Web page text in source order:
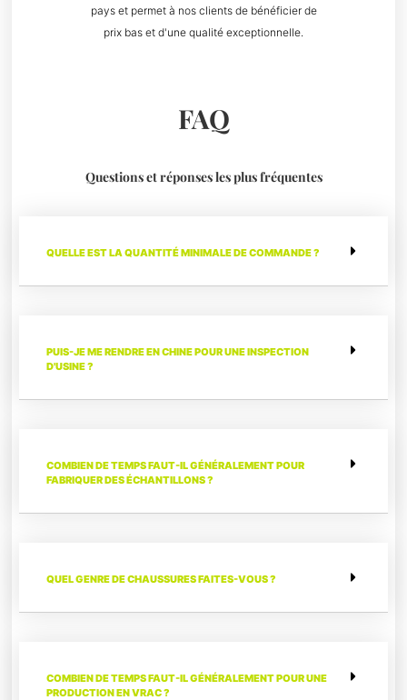
pays et permet à nos clients de bénéficier de
prix bas et d'une qualité exceptionnelle.
FAQ
Questions et réponses les plus fréquentes
QUELLE EST LA QUANTITÉ MINIMALE DE COMMANDE ?
PUIS-JE ME RENDRE EN CHINE POUR UNE INSPECTION
D'USINE ?
COMBIEN DE TEMPS FAUT-IL GÉNÉRALEMENT POUR
FABRIQUER DES ÉCHANTILLONS ?
QUEL GENRE DE CHAUSSURES FAITES-VOUS ?
COMBIEN DE TEMPS FAUT-IL GÉNÉRALEMENT POUR UNE
PRODUCTION EN VRAC ?